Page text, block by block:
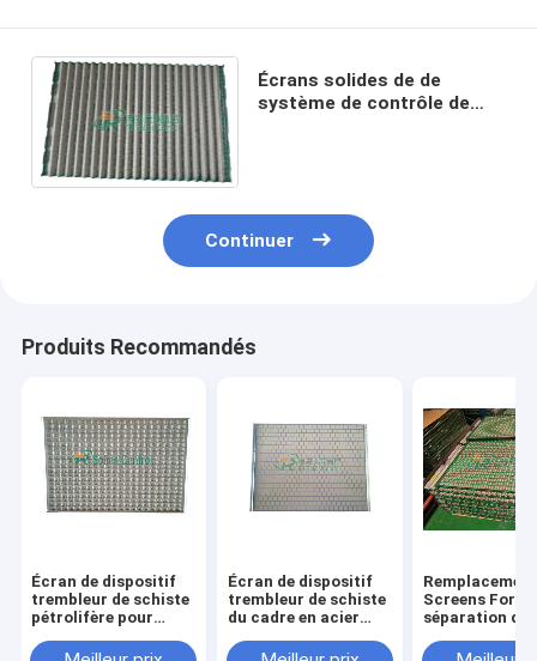
Écrans solides de de
système de contrôle de
Continuer
Produits Recommandés
Écran de dispositif
trembleur de schiste
pétrolifère pour
ligne dispositif
Écran de dispositif
trembleur de schiste
du cadre en acier
697mm
Remplacement
Screens For de
séparation de
trembleurs de